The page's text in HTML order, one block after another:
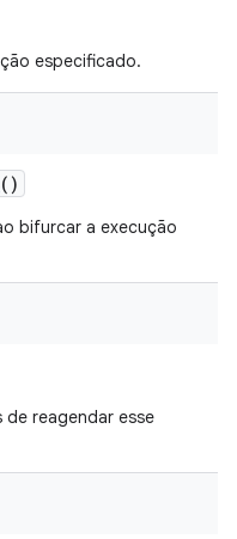
especificado.
()
bifurcar a execução
reagendar esse